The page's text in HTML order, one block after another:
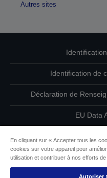
Autres sites
Identification de
Déclaration de
EU Data
En cliquant sur « Accepter tous les
cookies sur votre appareil pour
utilisation et contribuer à nos efforts de
Autoriser